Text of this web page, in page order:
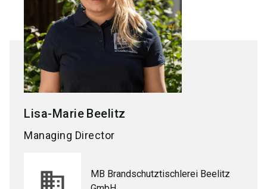
Lisa-Marie Beelitz
Managing Director
MB Brandschutztischlerei Beelitz